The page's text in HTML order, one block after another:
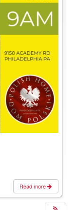
Read more